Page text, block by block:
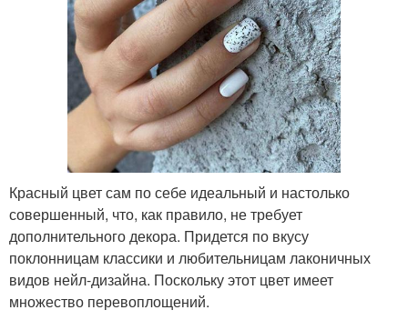
Красный цвет сам по себе идеальный и настолько
совершенный, что, как правило, не требует
дополнительного декора. Придется по вкусу
поклонницам классики и любительницам лаконичных
видов нейл-дизайна. Поскольку этот цвет имеет
множество перевоплощений.